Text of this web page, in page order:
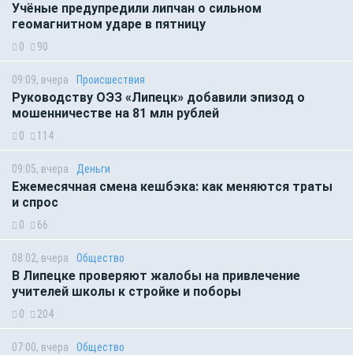
Учёные предупредили липчан о сильном
геомагнитном ударе в пятницу
0 90
09:09, вчера Происшествия
Руководству ОЭЗ «Липецк» добавили эпизод о
мошенничестве на 81 млн рублей
0 114
09:05, вчера Деньги
Ежемесячная смена кешбэка: как меняются траты
и спрос
0 66
08:02, вчера Общество
В Липецке проверяют жалобы на привлечение
учителей школы к стройке и поборы
0 204
07:00, вчера Общество